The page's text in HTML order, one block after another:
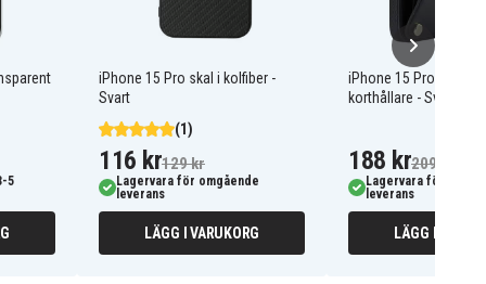
5
iPhone 15 Pro skal i kolfiber -
Svart
(1)
116 kr129 kr
Lagervara för omgående
leverans
LÄGG I VARUKORG
iPhone 15 Pro Skal
korthållare - Svart
188 kr209 kr
Lagervara för
leverans
LÄGG I